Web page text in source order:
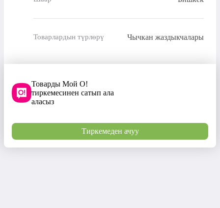
Товарлардын түрлөрү Чычкан жаздыкчалары
Товарды Мой О!
тиркемесинен сатып ала
аласыз
Тиркемеден ачуу